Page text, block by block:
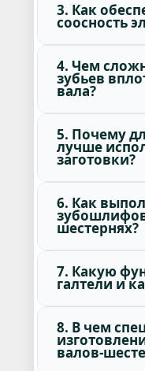
3. Как
соосность
4. Чем
зубьев
вала?
5. Почему
лучше
заготовки?
6. Как
шестернях?
7. Какую
галтели и
8. В чем
валов-